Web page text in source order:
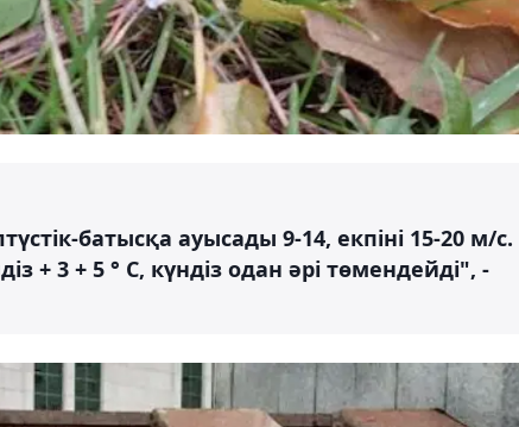
батысқа ауысады 9-14, екпіні 15-20 м/с.
+ 3 + 5 ° C, күндіз одан әрі төмендейді", -